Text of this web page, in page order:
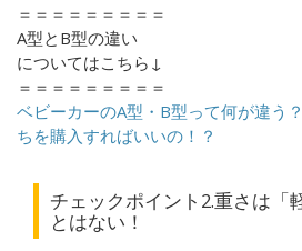
＝＝＝＝＝＝＝＝＝
A型とB型の違い
についてはこちら↓
＝＝＝＝＝＝＝＝＝
ベビーカーのA型・B型って何が違う
ちを購入すればいいの！？
チェックポイント2.重さは「
とはない！